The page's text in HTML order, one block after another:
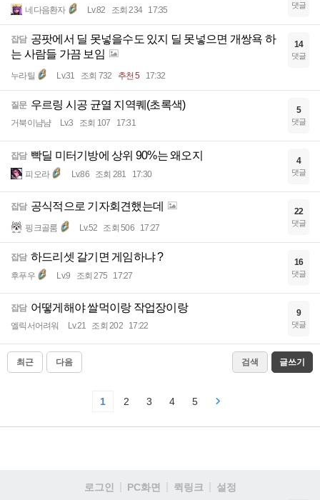
네다음환자 Lv.82 조회 234 17:35 댓글
잡담 공팟에서 딜 못넣을수도 있지 딜 못넣으면 개쌍욕 하
는 사람들 가끔 보임
누라틸 Lv.31 조회 732 추천 5 17:32
14
댓글
질문 우르링 시공 균열 지역퀘(초록색)
거북이냠냠 Lv.3 조회 107 17:31
5
댓글
잡담 빡딜 미터기방에 상위 90%는 왜오지
피오라 Lv.86 조회 281 17:30
4
댓글
잡담 공식적으로 기자회견했는데
핑크골룸 Lv.52 조회 506 17:27
22
댓글
잡담 하드리셋 갈기면 게임하냐 ?
후푸우 Lv.9 조회 275 17:27
16
댓글
잡담 어떻게해야 쌀먹이랑 작업장이랑
엘릭서어려워 Lv.21 조회 202 17:22
9
댓글
최근 다음 검색 글쓰기
1 2 3 4 5
로그인 PC화면 퀵링크
설정